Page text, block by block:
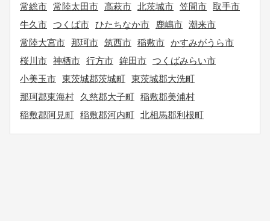
常総市 常陸太田市 高萩市 北茨城市 笠間市 取手市
牛久市 つくば市 ひたちなか市 鹿嶋市 潮来市
常陸大宮市 那珂市 筑西市 稲敷市 かすみがうら市
桜川市 神栖市 行方市 鉾田市 つくばみらい市
小美玉市 東茨城郡茨城町 東茨城郡大洗町
那珂郡東海村
久慈郡大子町 稲敷郡美浦村
稲敷郡阿見町 稲敷郡河内町 北相馬郡利根町